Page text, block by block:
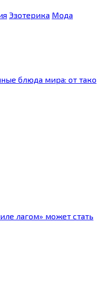
Эзотерика Мода
блюда мира: от тако
лагом» может стать